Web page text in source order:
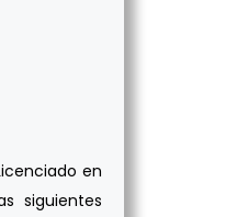
en
siguientes